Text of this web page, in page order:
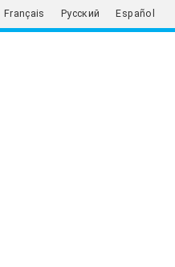
Français Русский Español